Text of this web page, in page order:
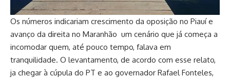
Os números indicariam crescimento da oposição no Piauí e
avanço da direita no Maranhão um cenário que já começa a
incomodar quem, até pouco tempo, falava em
tranquilidade. O levantamento, de acordo com esse relato,
ja chegar à cúpula do PT e ao governador Rafael Fonteles,